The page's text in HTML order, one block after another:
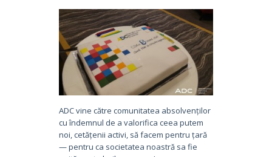
ADC vine către comunitatea absolvenților
cu îndemnul de a valorifica ceea putem
noi, cetățenii activi, să facem pentru țară
— pentru ca societatea noastră sa fie